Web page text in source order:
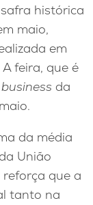
histórica
maio,
em
feira, que é
da
da média
União
que a
tanto na